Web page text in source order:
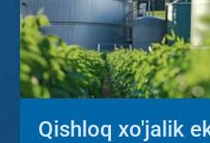
Qishloq xo'jalik